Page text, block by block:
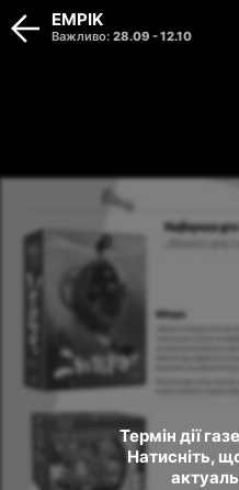
Термін дії
Натисніть,
EMPIK
Важливо: 28.09 -12.10